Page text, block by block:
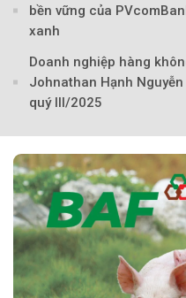
bền vững của
xanh
Doanh nghiệp hàng
Johnathan Hạnh
quý III/2025